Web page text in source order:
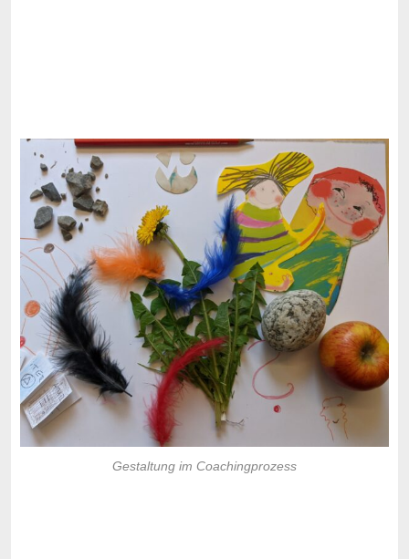
Gestaltung im Coachingprozess